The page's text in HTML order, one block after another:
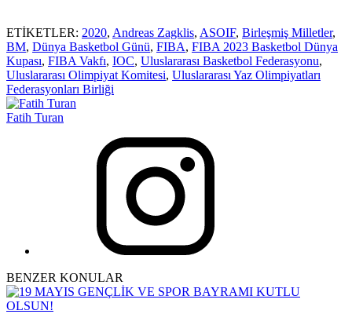
ETİKETLER: 2020, Andreas Zagklis, ASOIF, Birleşmiş Milletler,
BM, Dünya Basketbol Günü, FIBA, FIBA 2023 Basketbol Dünya
Kupası, FIBA Vakfı, IOC, Uluslararası Basketbol Federasyonu,
Uluslararası Olimpiyat Komitesi, Uluslararası Yaz Olimpiyatları
Federasyonları Birliği
Fatih Turan
BENZER KONULAR